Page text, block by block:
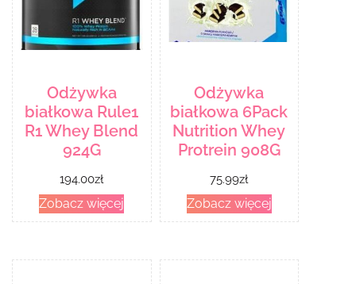
Odżywka
białkowa Rule1
R1 Whey Blend
924G
194.00zł
Zobacz więcej
Odżywka
białkowa 6Pack
Nutrition Whey
Protrein 908G
75.99zł
Zobacz więcej